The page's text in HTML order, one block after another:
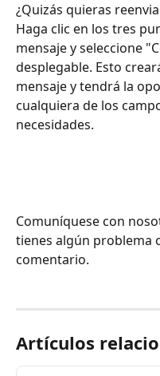
¿Quizás quieras
Haga clic en los tres
mensaje y seleccione
desplegable. Esto
mensaje y tendrá la
cualquiera de los
necesidades. ​
Comuníquese con
tienes algún problema
comentario.
Artículos